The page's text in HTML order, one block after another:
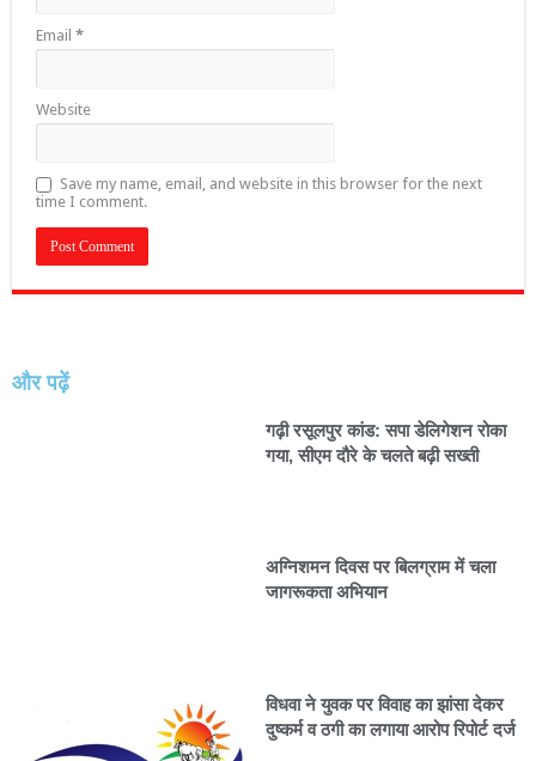
Email *
Website
Save my name, email, and website in this browser for the next
time I comment.
और पढ़ें
गढ़ी रसूलपुर कांड: सपा डेलिगेशन रोका
गया, सीएम दौरे के चलते बढ़ी सख्ती
अग्निशमन दिवस पर बिलग्राम में चला
जागरूकता अभियान
विधवा ने युवक पर विवाह का झांसा देकर
दुष्कर्म व ठगी का लगाया आरोप रिपोर्ट दर्ज